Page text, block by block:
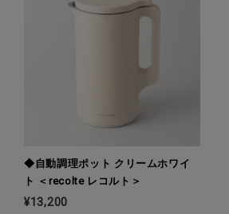
◆自動調理ポット クリームホワイ
ト ＜recolte レコルト＞
¥13,200